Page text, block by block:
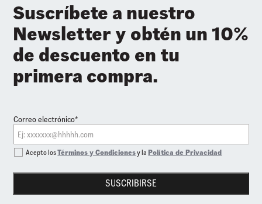
Suscríbete a nuestro
Newsletter y obtén un 10%
de descuento en tu
primera compra.
Correo electrónico*
SUSCRIBIRSE
Acepto losTérminos y Condicionesy laPolítica de Privacidad